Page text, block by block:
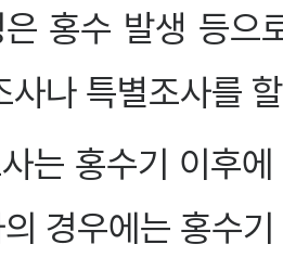
은 홍수 발생 등으
사나 특별조사를
는 홍수기 이후
경우에는 홍수